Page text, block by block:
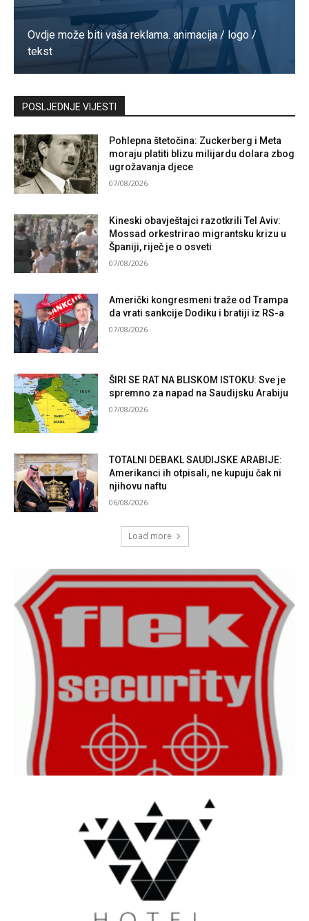
Ovdje može biti vaša reklama. animacija / logo /
tekst
Kontaktirajte nas
POSLJEDNJE VIJESTI
Pohlepna štetočina: Zuckerberg i Meta
moraju platiti blizu milijardu dolara zbog
ugrožavanja djece
07/08/2026
Kineski obavještajci razotkrili Tel Aviv:
Mossad orkestrirao migrantsku krizu u
Španiji, riječ je o osveti
07/08/2026
Američki kongresmeni traže od Trampa
da vrati sankcije Dodiku i bratiji iz RS-a
07/08/2026
ŠIRI SE RAT NA BLISKOM ISTOKU: Sve je
spremno za napad na Saudijsku Arabiju
07/08/2026
TOTALNI DEBAKL SAUDIJSKE ARABIJE:
Amerikanci ih otpisali, ne kupuju čak ni
njihovu naftu
06/08/2026
Load more